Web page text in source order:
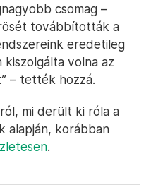
csomag –
továbbították a
eredetileg
volna az
– tették hozzá.
mi derült ki róla a
alapján, korábban
.